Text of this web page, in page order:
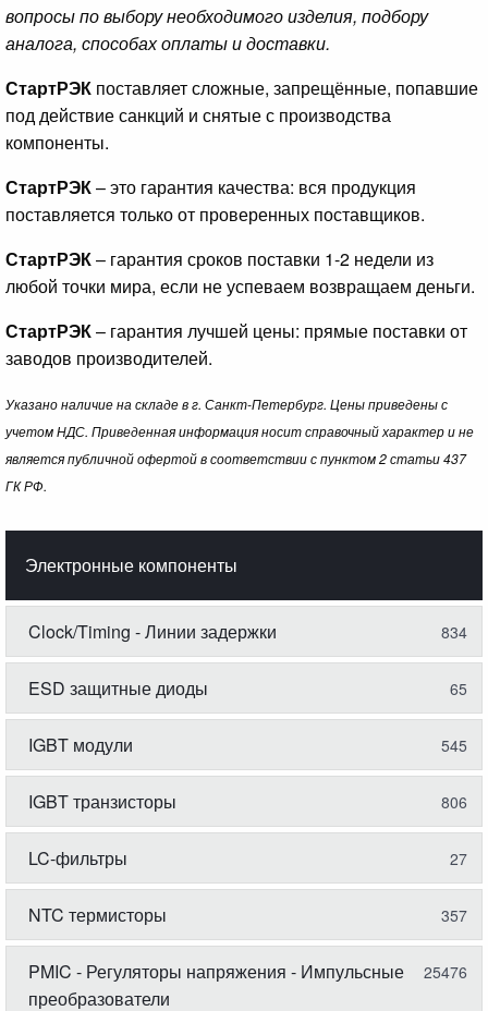
вопросы по выбору необходимого изделия, подбору
аналога, способах оплаты и доставки.
СтартРЭК поставляет сложные, запрещённые, попавшие
под действие санкций и снятые с производства
компоненты.
СтартРЭК– это гарантия качества: вся продукция
поставляется только от проверенных поставщиков.
СтартРЭК– гарантия сроков поставки 1-2 недели из
любой точки мира, если не успеваем возвращаем деньги.
СтартРЭК– гарантия лучшей цены: прямые поставки от
заводов производителей.
Указано наличие на складе в г. Санкт-Петербург. Цены приведены с
учетом НДС. Приведенная информация носит справочный характер и не
является публичной офертой в соответствии с пунктом 2 статьи 437
ГК РФ.
Электронные компоненты
Clock/Timing - Линии задержки 834
ESD защитные диоды 65
IGBT модули 545
IGBT транзисторы 806
LC-фильтры 27
NTC термисторы 357
PMIC - Регуляторы напряжения - Импульсные
преобразователи
25476